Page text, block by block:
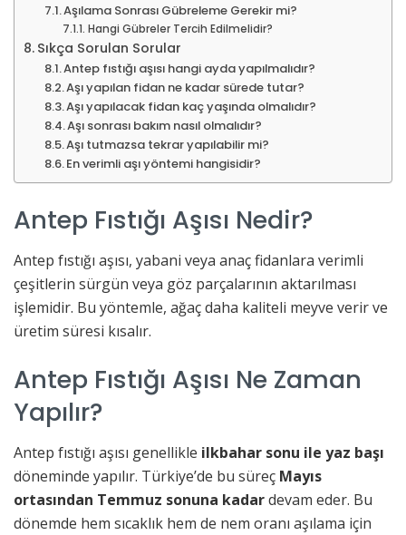
Aşılama Sonrası Gübreleme Gerekir mi?
Hangi Gübreler Tercih Edilmelidir?
Sıkça Sorulan Sorular
Antep fıstığı aşısı hangi ayda yapılmalıdır?
Aşı yapılan fidan ne kadar sürede tutar?
Aşı yapılacak fidan kaç yaşında olmalıdır?
Aşı sonrası bakım nasıl olmalıdır?
Aşı tutmazsa tekrar yapılabilir mi?
En verimli aşı yöntemi hangisidir?
Antep Fıstığı Aşısı Nedir?
Antep fıstığı aşısı, yabani veya anaç fidanlara verimli
çeşitlerin sürgün veya göz parçalarının aktarılması
işlemidir. Bu yöntemle, ağaç daha kaliteli meyve verir ve
üretim süresi kısalır.
Antep Fıstığı Aşısı Ne Zaman
Yapılır?
Antep fıstığı aşısı genellikle ilkbahar sonu ile yaz başı
döneminde yapılır. Türkiye’de bu süreç Mayıs
ortasından Temmuz sonuna kadardevam eder. Bu
dönemde hem sıcaklık hem de nem oranı aşılama için